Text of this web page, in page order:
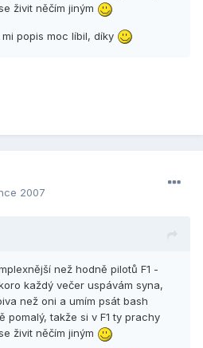
živit něčím jiným
popis moc líbil, díky
2007
než hodně pilotů F1 -
každý večer uspávám syna,
než oni a umím psát bash
pomalý, takže si v F1 ty prachy
živit něčím jiným